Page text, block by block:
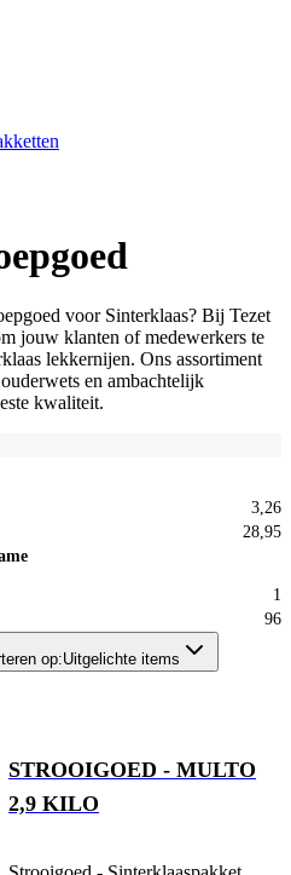
voor Sinterklaas? Bij Tezet
jouw klanten of medewerkers te
lekkernijen. Ons assortiment
en ambachtelijk
kwaliteit.
3,26
28,95
1
96
op:Uitgelichte items
STROOIGOED - MULTO
2,9 KILO